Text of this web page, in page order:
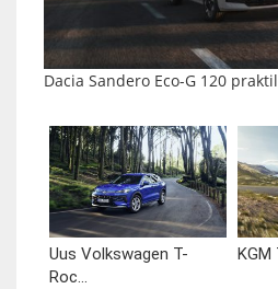
Dacia Sandero Eco-G 120
Uus Volkswagen T-
Roc...
KGM